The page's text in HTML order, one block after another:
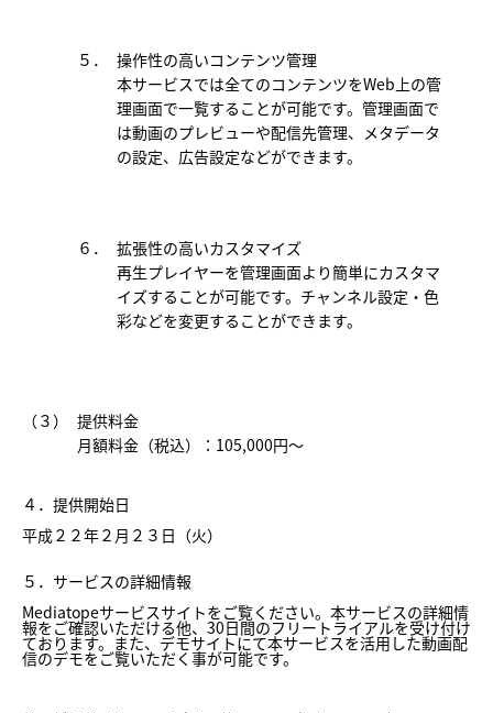
５．
操作性の高いコンテンツ管理
本サービスでは全てのコンテンツをWeb上の管
理画面で一覧することが可能です。管理画面で
は動画のプレビューや配信先管理、メタデータ
の設定、広告設定などができます。
６．
拡張性の高いカスタマイズ
再生プレイヤーを管理画面より簡単にカスタマ
イズすることが可能です。チャンネル設定・色
彩などを変更することができます。
（３）
提供料金
月額料金（税込）：105,000円～
４．提供開始日
平成２２年２月２３日（火）
５．サービスの詳細情報
Mediatopeサービスサイトをご覧ください。本サービスの詳細情
報をご確認いただける他、30日間のフリートライアルを受け付け
ております。また、デモサイトにて本サービスを活用した動画配
信のデモをご覧いただく事が可能です。